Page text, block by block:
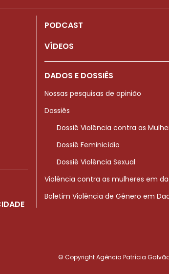
PODCAST
VÍDEOS
DADOS E DOSSIÊS
Nossas pesquisas de opinião
Dossiês
Dossiê Violência contra as
Dossiê Feminicídio
Dossiê Violência Sexual
Violência contra as mulheres em
Boletim Violência de Gênero em
© Copyright Agência Patrícia